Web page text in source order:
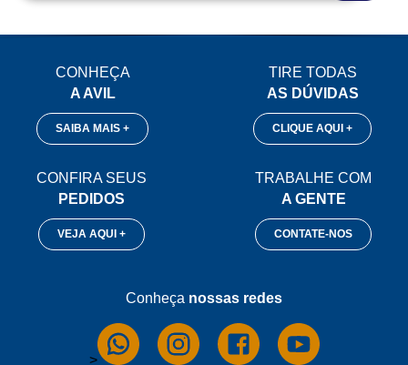
CONHEÇA
A AVIL
SAIBA MAIS +
TIRE TODAS
AS DÚVIDAS
CLIQUE AQUI +
CONFIRA SEUS
PEDIDOS
VEJA AQUI +
TRABALHE COM
A GENTE
CONTATE-NOS
Conheça nossas redes
>